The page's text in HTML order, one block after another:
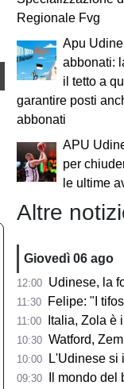
Regionale Fvg
Apu
abbonati:
il tetto a
garantire posti
abbonati
APU
per
le ultime
Altre
Giovedì 06 ago
12:00 Udinese, la
11:30 Felipe: "I tifosi
11:00 Italia, Zola è
10:30 Watford,
10:00 L'Udinese si
09:30 Il mondo del basket